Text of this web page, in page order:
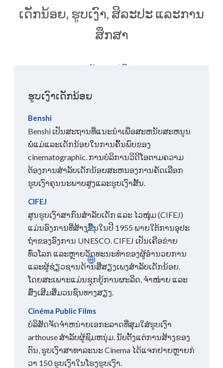
ເຮັດການບໍລິຈາກ
ເຂົ້າສູ່ລະບົບ
ລາວ
ເດັກນ້ອຍ, ຮູບເງົາ, ສິລະປະ ແລະການ
ສຶກສາ
ຮູບເງົາເດັກນ້ອຍ
Benshi
Benshi ເປັນສະຖານທີ່ແນະນໍາເພື່ອສະຫນັບສະຫນູນ
ພໍ່ແມ່ແລະເດັກນ້ອຍໃນການຄົ້ນພົບຂອງ
cinematographic. ການບໍລິການວິດີໂອຕາມຄວາມ
ຕ້ອງການສໍາລັບເດັກນ້ອຍສະຫນອງການຄັດເລືອກ
ຮູບເງົາຄຸນນະພາບສູງແລະຮູບເງົາສັ້ນ.
CIFEJ
ສູນຮູບເງົາສາກົນສຳລັບເດັກ ແລະ ໄວໜຸ່ມ (CIFEJ)
ແມ່ນອົງການທີ່ສ້າງຂຶ້ນໃນປີ 1955 ພາຍໃຕ້ການອຸປະ
ຖໍາຂອງອົງການ UNESCO. CIFEJ ເປັນເຄືອຂ່າຍ
ທົ່ວໂລກ ແລະຫຼາຍວັດທະນະທໍາຂອງຜູ້ອໍານວຍການ
ແລະຜູ້ຊ່ຽວຊານດ້ານສື່ສຽງເພງສໍາລັບເດັກນ້ອຍ. ​
ໂດຍ​ສະ​ເພາະ​ແມ່ນ​ຊຸກຍູ້​ການ​ຜະລິດ, ຈຳໜ່າຍ ​ແລະ
ສົ່ງ​ເສີມ​ສື່​ມວນ​ຊົນ​ທາງ​ສຽງ.
Cinéma Public Films
ບໍລິສັດຈັດຈໍາຫນ່າຍເອກະລາດທີ່ສຸມໃສ່ຮູບເງົາ
arthouse ສໍາລັບຜູ້ຊົມຫນຸ່ມ. ນັບ​ຕັ້ງ​ແຕ່​ການ​ສ້າງ​ຂອງ​
ຕົນ​, ຮູບ​ເງົາ​ສາ​ທາ​ລະ​ນະ Cinema ໄດ້​ແຈກ​ຢາຍ​ຫຼາຍ​ກ​່​
ວາ 150 ຮູບ​ເງົາ​ໃນ​ໂຮງ​ຮູບ​ເງົາ​.